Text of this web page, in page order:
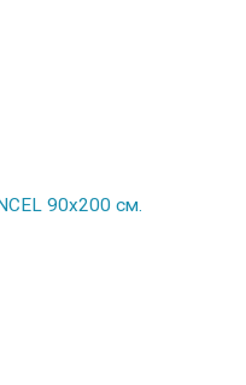
90х200 см.